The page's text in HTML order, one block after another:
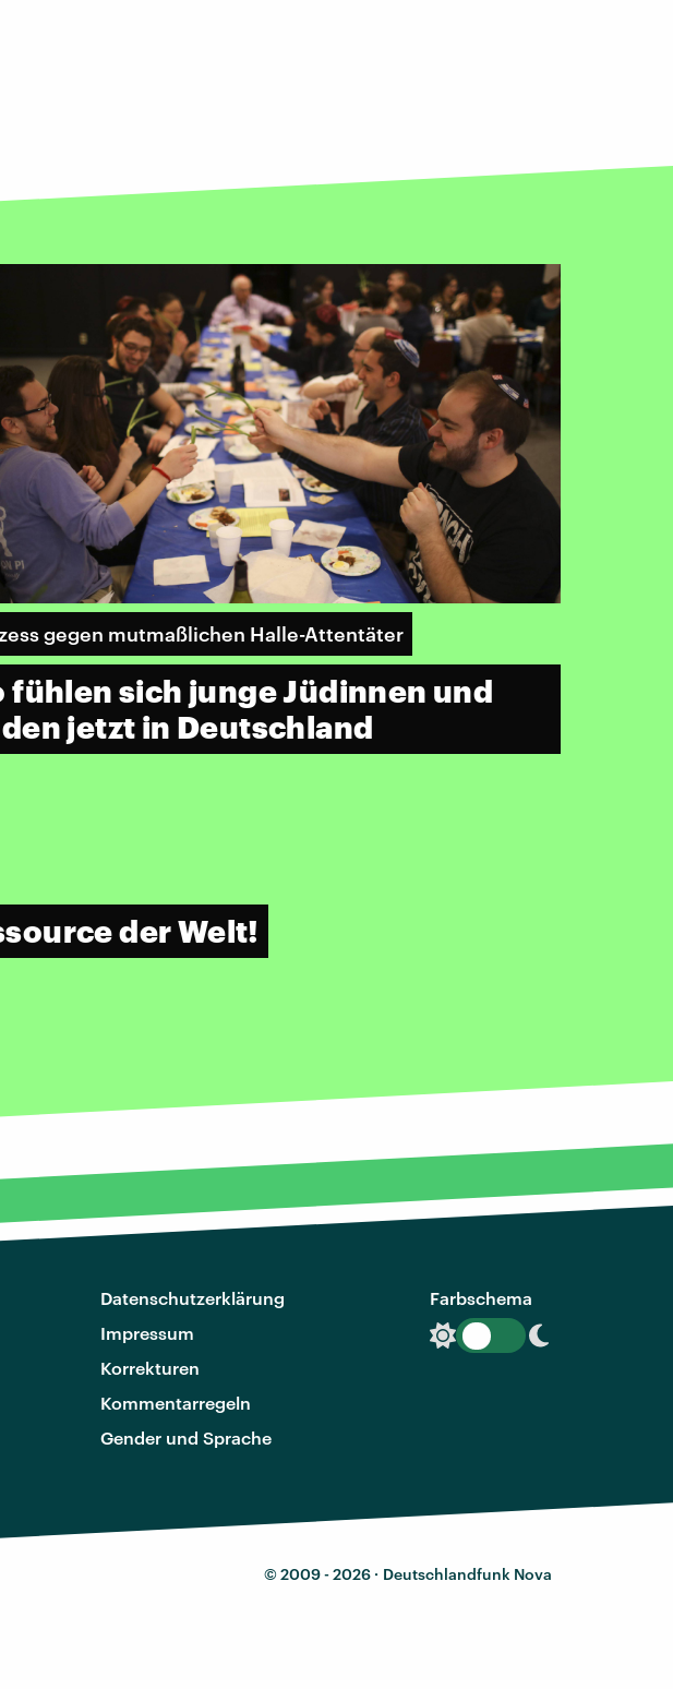
gegen mutmaßlichen Halle-Attentäter
fühlen sich junge Jüdinnen und
jetzt in Deutschland
der Welt!
Datenschutzerklärung
Impressum
Korrekturen
Kommentarregeln
Gender und Sprache
Farbschema
© 2009 - 2026 · Deutschlandfunk Nova